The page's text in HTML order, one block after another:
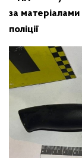
за
поліції